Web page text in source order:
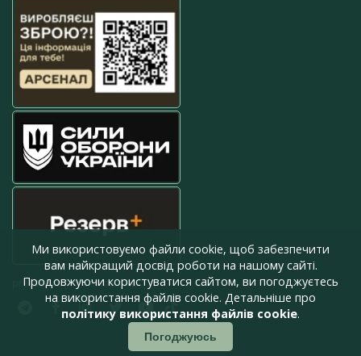
press@armyinform.com.ua
Ми використовуємо файли cookie, щоб забезпечити
вам найкращий досвід роботи на нашому сайті.
Продовжуючи користуватися сайтом, ви погоджуєтесь
на використання файлів cookie. Детальніше про
політику використання файлів cookie.
Погоджуюсь